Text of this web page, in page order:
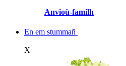
Anvioù-familh
En em stummañ
X